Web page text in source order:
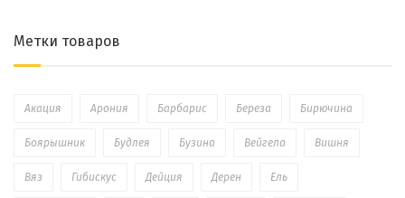
Метки товаров
Акация Арония Барбарис Береза Бирючина
Боярышник Будлея Бузина Вейгела Вишня
Вяз Гибискус Дейция Дерен Ель